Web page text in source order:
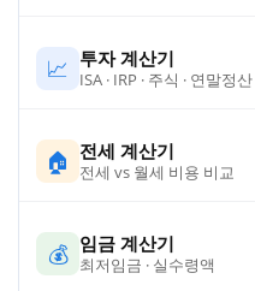
📈 투자 계산기
ISA · IRP · 주식 · 연말정산
🏠 전세 계산기
전세 vs 월세 비용 비교
💰 임금 계산기
최저임금 · 실수령액